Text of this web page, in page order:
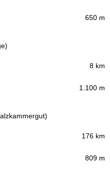
650 m
8 km
1.100 m
176 km
809 m